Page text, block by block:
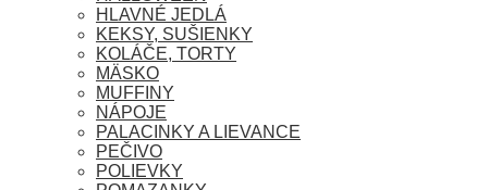
HLAVNÉ JEDLÁ
KEKSY, SUŠIENKY
KOLÁČE, TORTY
MÄSKO
MUFFINY
NÁPOJE
PALACINKY A LIEVANCE
PEČIVO
POLIEVKY